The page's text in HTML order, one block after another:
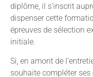
diplôme, il s’inscrit
dispenser cette
épreuves de sélection
initiale.
Si, en amont de
souhaite compléter